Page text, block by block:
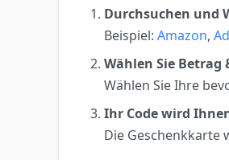
Durchsuchen und
Beispiel: Amazon,
Wählen Sie Betrag
Wählen Sie Ihre
Ihr Code wird
Die